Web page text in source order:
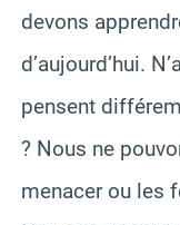
devons
d’aujourd’hui.
pensent
? Nous ne
menacer ou les